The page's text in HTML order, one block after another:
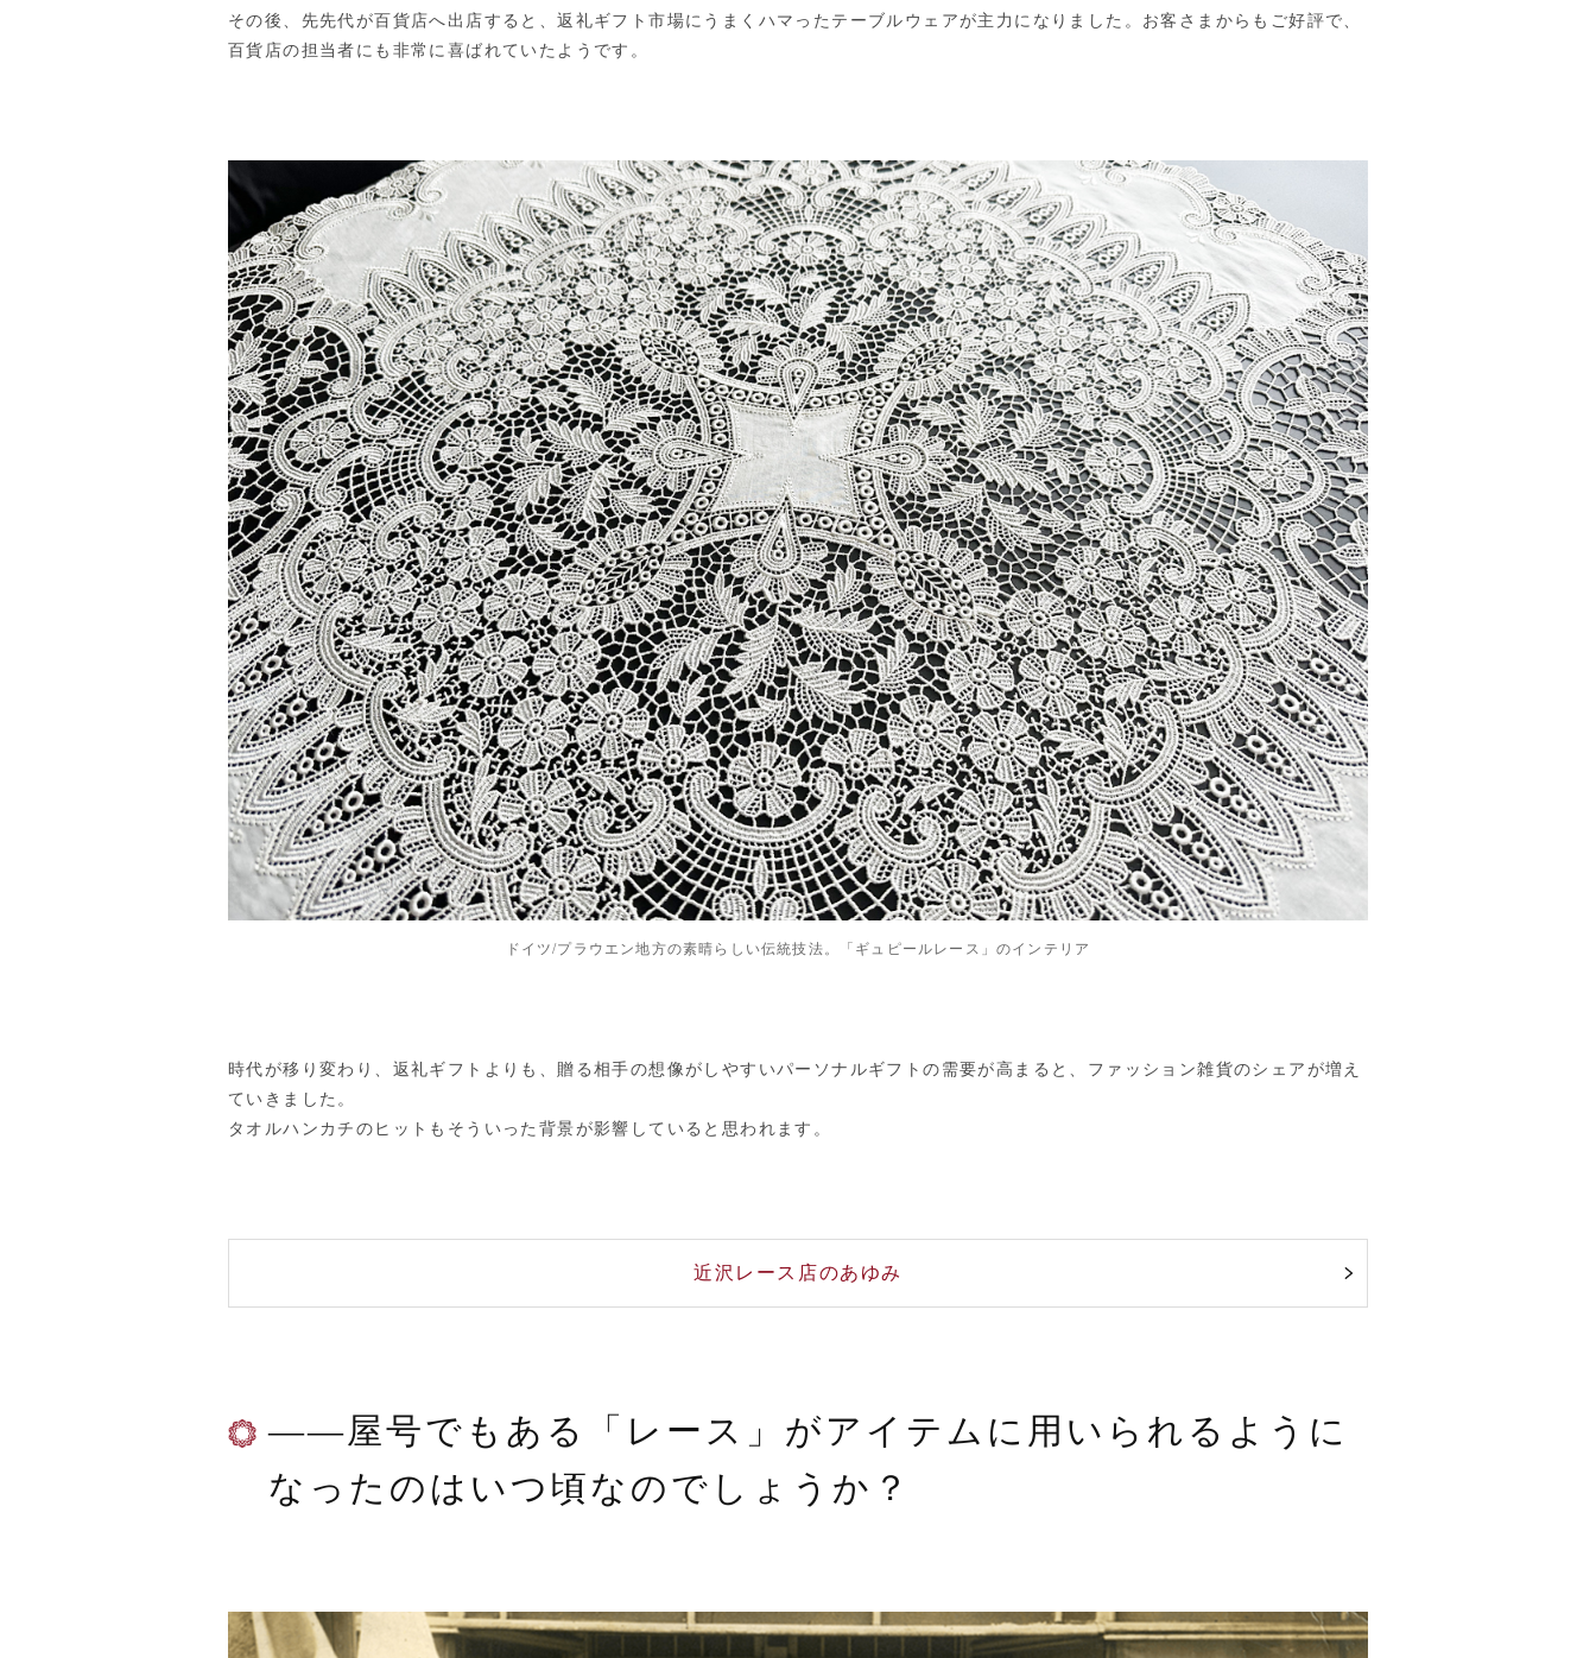
その後、先先代が百貨店へ出店すると、返礼ギフト市場にうまくハマったテーブルウェアが主力になりました。お客さまからもご好評で、
百貨店の担当者にも非常に喜ばれていたようです。
ドイツ/プラウエン地方の素晴らしい伝統技法。「ギュピールレース」のインテリア
時代が移り変わり、返礼ギフトよりも、贈る相手の想像がしやすいパーソナルギフトの需要が高まると、ファッション雑貨のシェアが増え
ていきました。
タオルハンカチのヒットもそういった背景が影響していると思われます。
近沢レース店のあゆみ
——屋号でもある「レース」がアイテムに用いられるように
なったのはいつ頃なのでしょうか？